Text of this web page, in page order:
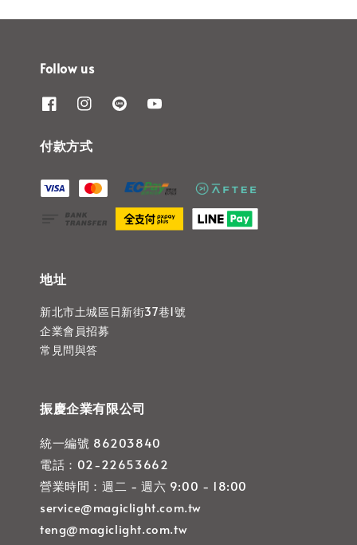
Follow us
付款方式
地址
新北市土城區日新街37巷1號
企業會員招募
常見問與答
振慶企業有限公司
統一編號 86203840
電話：02-22653662
營業時間：週二 - 週六 9:00 - 18:00
service@magiclight.com.tw
teng@magiclight.com.tw